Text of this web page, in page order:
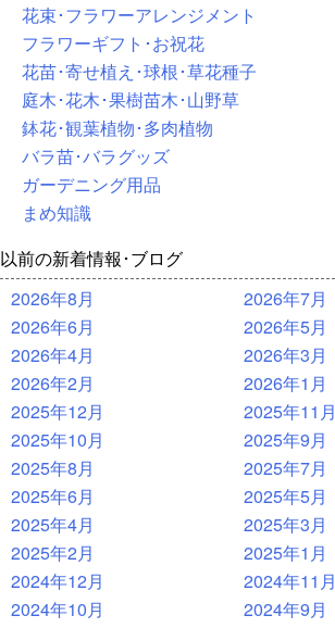
花束･フラワーアレンジメント
フラワーギフト･お祝花
花苗･寄せ植え･球根･草花種子
庭木･花木･果樹苗木･山野草
鉢花･観葉植物･多肉植物
バラ苗･バラグッズ
ガーデニング用品
まめ知識
以前の新着情報･ブログ
2026年8月
2026年7月
2026年6月
2026年5月
2026年4月
2026年3月
2026年2月
2026年1月
2025年12月
2025年11月
2025年10月
2025年9月
2025年8月
2025年7月
2025年6月
2025年5月
2025年4月
2025年3月
2025年2月
2025年1月
2024年12月
2024年11月
2024年10月
2024年9月